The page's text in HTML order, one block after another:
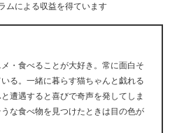
ムによる収益を得ています
・食べることが大好き。常に面白そ
る。一緒に暮らす猫ちゃんと戯れる
遭遇すると喜びで奇声を発してしま
な食べ物を見つけたときは目の色が